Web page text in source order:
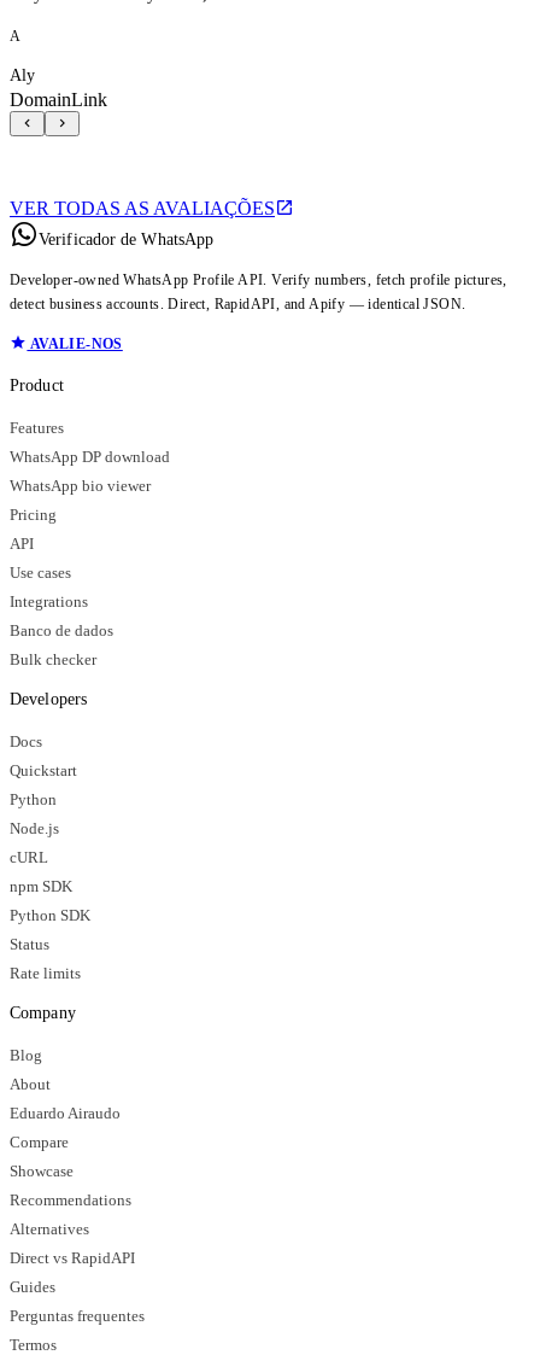
A
Aly
DomainLink
VER TODAS AS AVALIAÇÕES
Verificador de WhatsApp
Developer-owned WhatsApp Profile API. Verify numbers, fetch profile pictures,
detect business accounts. Direct, RapidAPI, and Apify — identical JSON.
AVALIE-NOS
Product
Features
WhatsApp DP download
WhatsApp bio viewer
Pricing
API
Use cases
Integrations
Banco de dados
Bulk checker
Developers
Docs
Quickstart
Python
Node.js
cURL
npm SDK
Python SDK
Status
Rate limits
Company
Blog
About
Eduardo Airaudo
Compare
Showcase
Recommendations
Alternatives
Direct vs RapidAPI
Guides
Perguntas frequentes
Termos